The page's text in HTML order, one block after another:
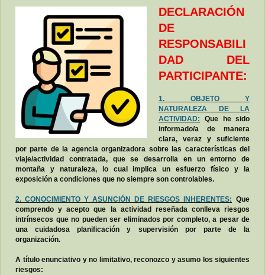
DECLARACIÓN
DE
RESPONSABILI
DAD DEL
PARTICIPANTE:
1. OBJETO Y
NATURALEZA DE LA
ACTIVIDAD:
Que he sido
informado/a de manera
clara, veraz y suficiente
por parte de la agencia organizadora sobre las características del
viaje/actividad contratada, que se desarrolla en un entorno de
montaña y naturaleza, lo cual implica un esfuerzo físico y la
exposición a condiciones que no siempre son controlables.
2. CONOCIMIENTO Y ASUNCIÓN DE RIESGOS INHERENTES: Que
comprendo y acepto que la actividad reseñada conlleva riesgos
intrínsecos que no pueden ser eliminados por completo, a pesar de
una cuidadosa planificación y supervisión por parte de la
organización.
A título enunciativo y no limitativo, reconozco y asumo los siguientes
riesgos: